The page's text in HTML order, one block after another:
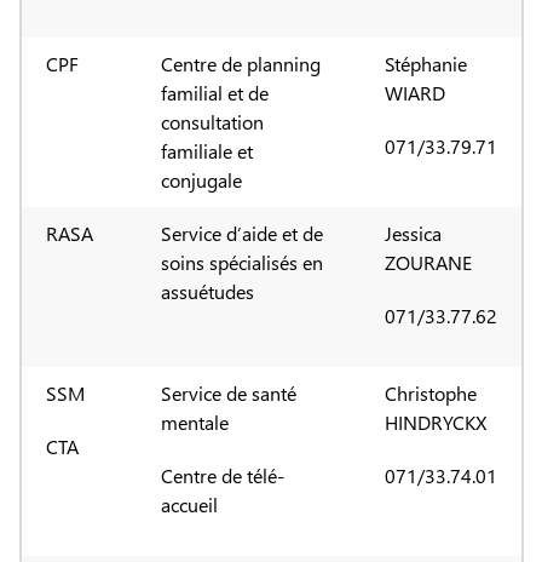
CPF
Centre de planning
familial et de
consultation
familiale et
conjugale
Stéphanie
WIARD
071/33.79.71
RASA
Service d’aide et de
soins spécialisés en
assuétudes
Jessica
ZOURANE
071/33.77.62
SSM
CTA
Service de santé
mentale
Centre de télé-
accueil
Christophe
HINDRYCKX
071/33.74.01